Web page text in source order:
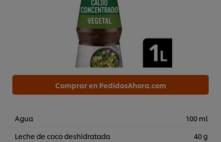
Comprar en PedidosAhora.com
Agua
100 ml
Leche de coco deshidratada
40 g